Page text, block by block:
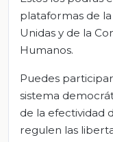
plataformas de
Unidas y de la
Humanos.
Puedes
sistema
de la efectividad
regulen las